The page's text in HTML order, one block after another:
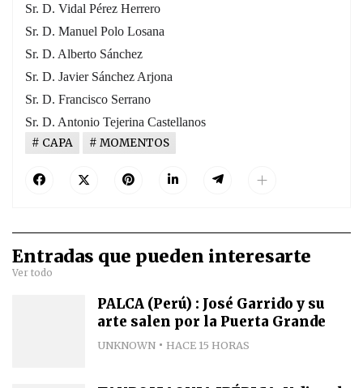
Sr. D. Vidal Pérez Herrero
Sr. D. Manuel Polo Losana
Sr. D. Alberto Sánchez
Sr. D. Javier Sánchez Arjona
Sr. D. Francisco Serrano
Sr. D. Antonio Tejerina Castellanos
CAPA
MOMENTOS
Entradas que pueden interesarte
Ver todo
PALCA (Perú) : José Garrido y su
arte salen por la Puerta Grande
UNKNOWN HACE 15 HORAS